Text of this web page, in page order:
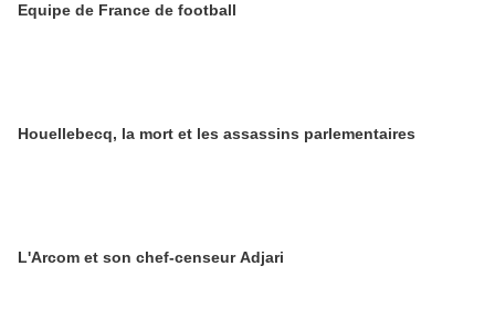
Equipe de France de football
Houellebecq, la mort et les assassins parlementaires
L'Arcom et son chef-censeur Adjari